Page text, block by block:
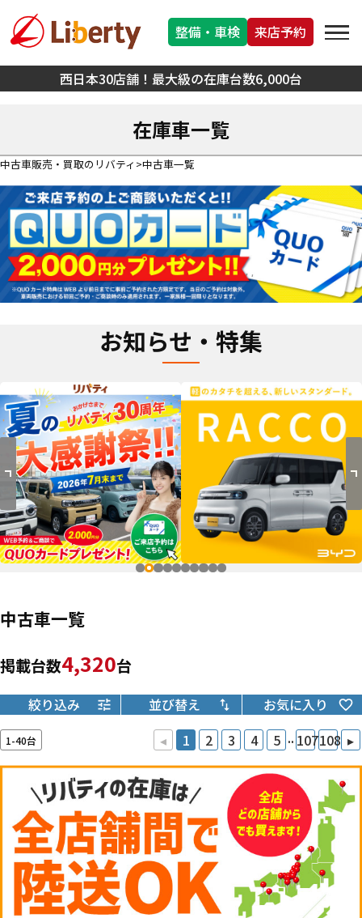
西日本30店舗！最大級の在庫台数6,000台
整備・車検 来店予約
在庫車一覧
中古車販売・買取のリバティ 中古車一覧
お知らせ・特集
中古車一覧
掲載台数4,320台
絞り込み 並び替え お気に入り
1-40台 ◂ 1 2 3 4 5 .. 107108 ▸